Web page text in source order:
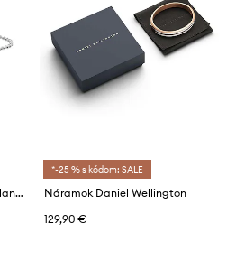
Náramok Daniel Wellington Elan Unity
*-25 % s kódom: SALE
Náramok Daniel Wellington
129,90 €